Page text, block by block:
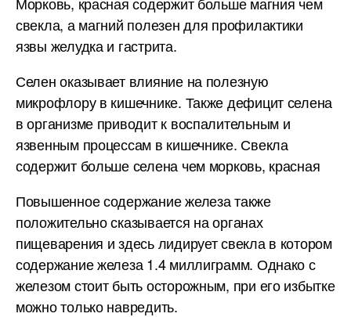
свекла, а магний полезен для профилактики
язвы желудка и гастрита.
Селен оказывает влияние на полезную
микрофлору в кишечнике. Также дефицит селена
в организме приводит к воспалительным и
язвенным процессам в кишечнике. Свекла
содержит больше селена чем морковь, красная
Повышенное содержание железа также
положительно сказывается на органах
пищеварения и здесь лидирует свекла в котором
содержание железа 1.4 миллиграмм. Однако с
железом стоит быть осторожным, при его избытке
можно только навредить.